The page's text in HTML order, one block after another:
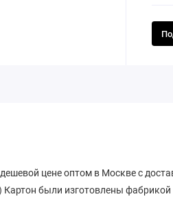
цене оптом в Москве с
были изготовлены фабрикой